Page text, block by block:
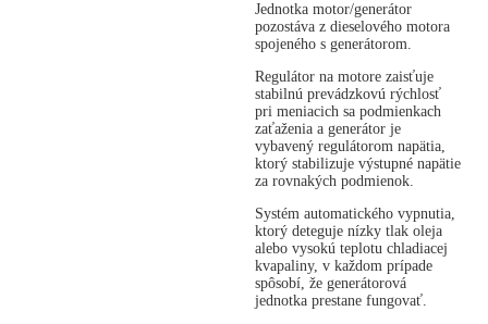
Jednotka motor/generátor
pozostáva z dieselového motora
spojeného s generátorom.
Regulátor na motore zaisťuje
stabilnú prevádzkovú rýchlosť
pri meniacich sa podmienkach
zaťaženia a generátor je
vybavený regulátorom napätia,
ktorý stabilizuje výstupné napätie
za rovnakých podmienok.
Systém automatického vypnutia,
ktorý deteguje nízky tlak oleja
alebo vysokú teplotu chladiacej
kvapaliny, v každom prípade
spôsobí, že generátorová
jednotka prestane fungovať.